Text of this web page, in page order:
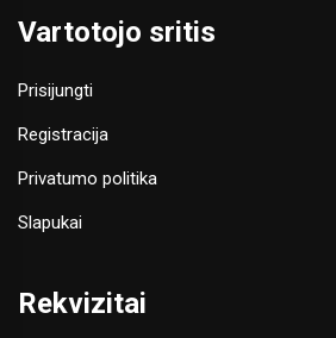
Vartotojo sritis
Prisijungti
Registracija
Privatumo politika
Slapukai
Rekvizitai